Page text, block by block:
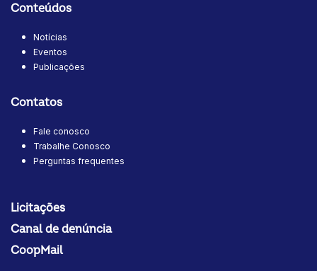
Conteúdos
Notícias
Eventos
Publicações
Contatos
Fale conosco
Trabalhe Conosco
Perguntas frequentes
Licitações
Canal de denúncia
CoopMail